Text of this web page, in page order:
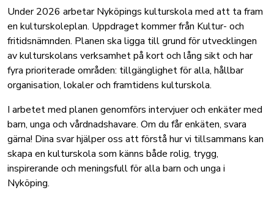
Under 2026 arbetar Nyköpings kulturskola med att ta fram
en kulturskoleplan. Uppdraget kommer från Kultur- och
fritidsnämnden. Planen ska ligga till grund för utvecklingen
av kulturskolans verksamhet på kort och lång sikt och har
fyra prioriterade områden: tillgänglighet för alla, hållbar
organisation, lokaler och framtidens kulturskola.
I arbetet med planen genomförs intervjuer och enkäter med
barn, unga och vårdnadshavare. Om du får enkäten, svara
gärna! Dina svar hjälper oss att förstå hur vi tillsammans kan
skapa en kulturskola som känns både rolig, trygg,
inspirerande och meningsfull för alla barn och unga i
Nyköping.